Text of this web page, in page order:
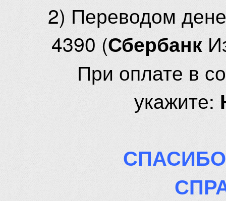
2) Переводом
4390 (Сбербанк
При оплате в
укажите: